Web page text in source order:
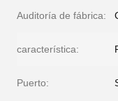
Auditoría de fábrica:
característica:
Puerto: